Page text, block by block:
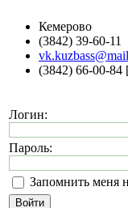
Кемерово
(3842) 39-60-11
(3842) 66-00-
Логин:
Пароль:
Запомнить меня